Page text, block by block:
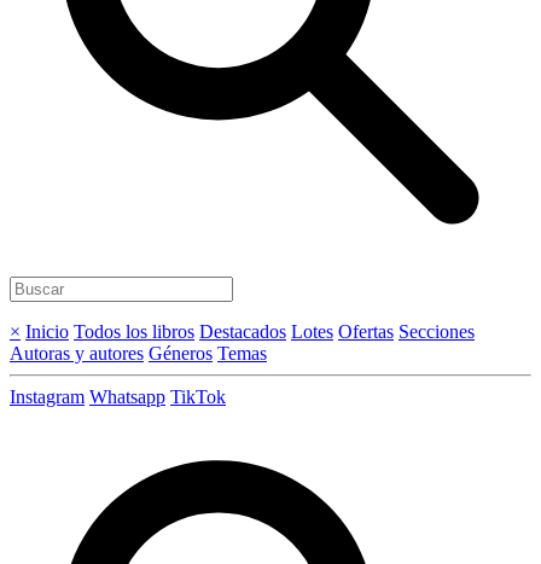
× Inicio Todos los libros Destacados Lotes Ofertas Secciones
Autoras y autores Géneros Temas
Instagram Whatsapp TikTok